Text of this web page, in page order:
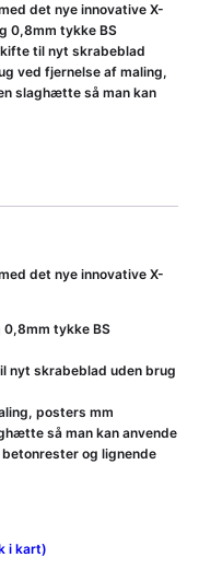
det nye innovative X-
0,8mm tykke BS
til nyt skrabeblad
ved fjernelse af maling,
slaghætte så man kan
det nye innovative X-
tykke BS
nyt skrabeblad uden brug
posters mm
så man kan anvende
og lignende